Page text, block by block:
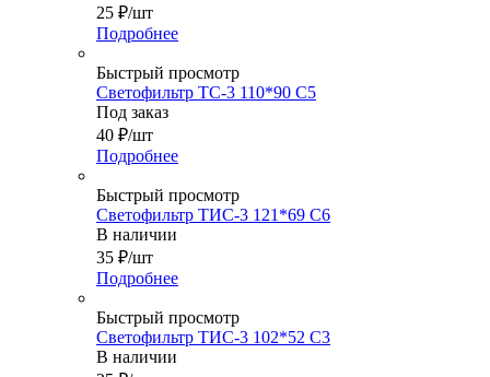
25 ₽/шт
Подробнее
Быстрый просмотр
Светофильтр ТС-3 110*90 С5
Под заказ
40 ₽/шт
Подробнее
Быстрый просмотр
Светофильтр ТИС-3 121*69 С6
В наличии
35 ₽/шт
Подробнее
Быстрый просмотр
Светофильтр ТИС-3 102*52 С3
В наличии